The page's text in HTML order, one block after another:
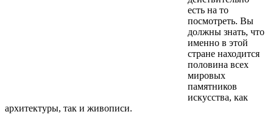
есть на то
посмотреть. Вы
должны знать, что
именно в этой
стране находится
половина всех
мировых
памятников
искусства, как
архитектуры, так и живописи.